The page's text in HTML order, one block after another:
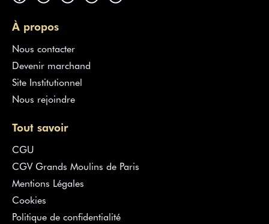
À propos
Nous contacter
Devenir marchand
Site Institutionnel
Nous rejoindre
Tout savoir
CGU
CGV Grands Moulins de Paris
Mentions Légales
Cookies
Politique de confidentialité